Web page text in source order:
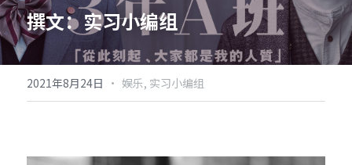
生活类
作者分类
SILENT SIREN (サイレントサイレン)
麦野优衣 (Yui Mugino)
桃知みなみ (Momochi Minami)
EIGHT OF TRIANGLE
提供技术支持
撰文：实习小编组
2021年8月24日 · 娱乐, 实习小编组